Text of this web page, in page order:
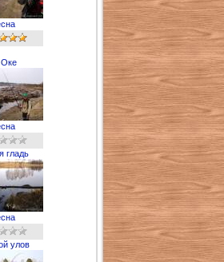
гладь
улов